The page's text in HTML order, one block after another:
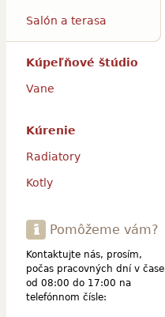
Salón a terasa
Kúpeľňové štúdio
Vane
Kúrenie
Radiatory
Kotly
Pomôžeme vám?
Kontaktujte nás, prosím,
počas pracovných dní v čase
od 08:00 do 17:00 na
telefónnom čísle: